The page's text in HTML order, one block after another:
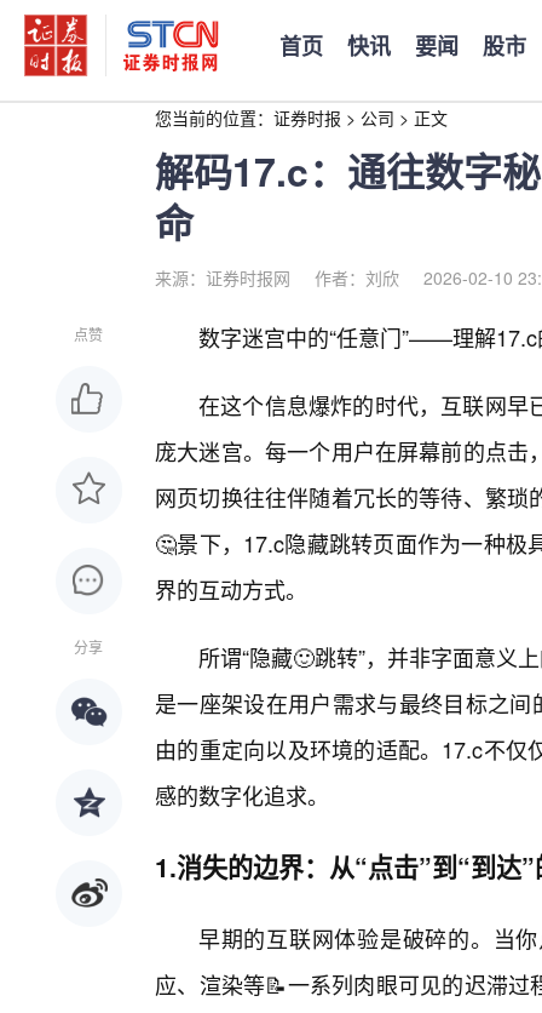
首页 快讯 要闻 股市
您当前的位置： 证券时报 > 公司 > 正文
解码17.c：通往数字
命
来源：证券时报网 作者：刘欣 2026-02-10
点赞
分享
数字迷宫中的“任意门”——理解
在这个信息爆炸的时代，互联网早
庞大迷宫。每一个用户在屏幕前的点
网页切换往往伴随着冗长的等待、繁
🤔景下，17.c隐藏跳转页面作为一种
界的互动方式。
所谓“隐藏🙂跳转”，并非字面意义
是一座架设在用户需求与最终目标之
由的重定向以及环境的适配。17.c不
感的数字化追求。
1.消失的边界：从“点击”到“到达
早期的互联网体验是破碎的。当
应、渲染等📝一系列肉眼可见的迟滞